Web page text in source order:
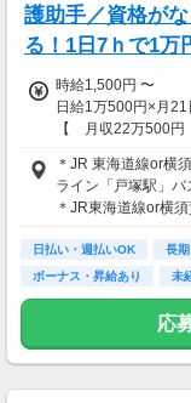
一部支給
護助手／資格が
る！1日7ｈで1万
時給1,500円 〜
日給1万500円×月21
【 月収22万500円
固定残業代：なし
【一律手当】
全員に一律で支払
全員に一律で支払
■昇給随時
日々の評価を元に随
⭐ 給与前渡し制度
働いた分を前もって
＊JR 東海道線or横
ライン「戸塚駅」バ
＊JR東海道線or横
ライン「大船駅」バ
＊横浜市営地下鉄
13分
日払い・週払いOK 長期
ボーナス・昇給あり
未
応